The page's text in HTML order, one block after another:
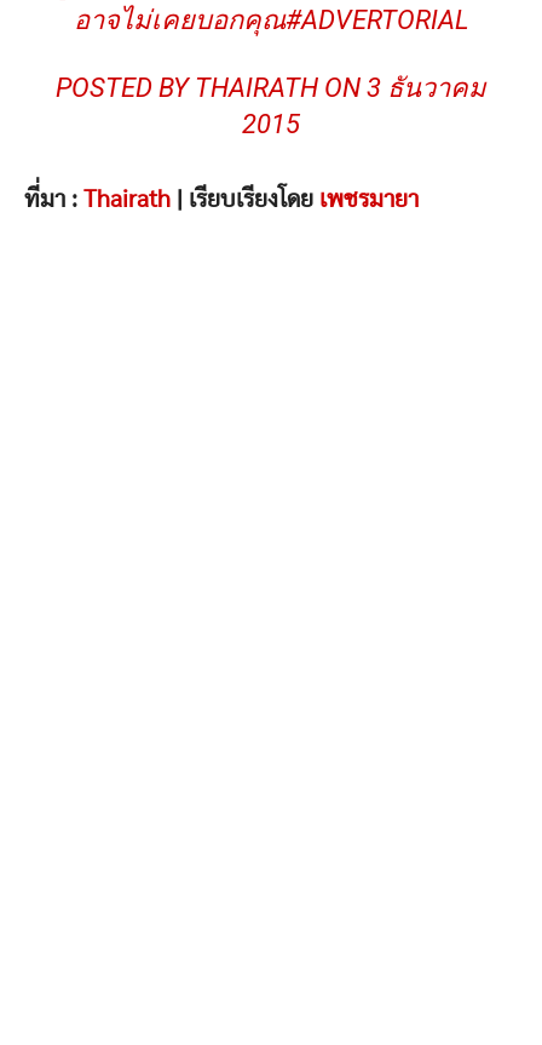
อาจไม่เคยบอกคุณ#ADVERTORIAL
POSTED BY THAIRATH ON 3 ธันวาคม
2015
ที่มา : Thairath | เรียบเรียงโดย เพชรมายา